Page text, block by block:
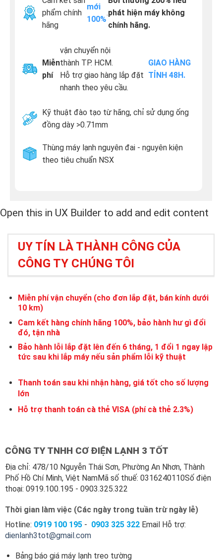
phẩm chính
hãng
mới
100%
.phát hiện máy không
chính hãng.
Miễn
phí
vận chuyển nội
thành TP. HCM.
Hỗ trợ giao hàng lắp đặt
nhanh theo yêu cầu.
GIAO HÀNG
TỈNH 48H.
Kỹ thuật đào tạo từ hãng, chỉ sử dụng ống
đồng dày >0.71mm
Thùng máy lạnh nguyên đai - nguyên kiện
theo tiêu chuẩn NSX
Open this in UX Builder to add and edit content
UY TÍN LÀ THÀNH CÔNG CỦA
CÔNG TY CHÚNG TÔI
Miễn phí vận chuyển (cho đơn lắp đặt, bán kính dưới
10 km)
Cam kết hàng chính hãng 100%, bảo hành hư gì đổi
đó, tận nhà
Bảo hành lỗi lắp đặt lên đến 6 tháng, 1 đổi 1 ngay lập
tức sau khi lắp máy nếu sản phẩm lỗi kỹ thuật
Thanh toán sau khi nhận hàng, giá tốt cho số lượng
lớn
Hỗ trợ thanh toán cà thẻ VISA (phí cà thẻ 2.3%)
CÔNG TY TNHH CƠ ĐIỆN LẠNH 3 TỐT
Địa chỉ: 478/10 Nguyễn Thái Sơn, Phường An Nhơn, Thành
Phố Hồ Chí Minh, Việt NamMã số thuế: 0316240110Số điện
thoại: 0919.100.195 - 0903.325.322
Thời gian làm việc (Các ngày trong tuần trừ ngày lễ)
Hotline: 0919 100 195 - 0903 325 322 Email Hỗ trợ:
dienlanh3tot@gmail.com
Bảng báo giá máy lạnh treo tường